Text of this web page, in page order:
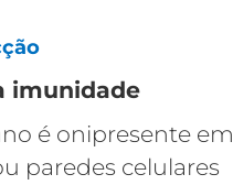
imunidade
é onipresente em
paredes celulares